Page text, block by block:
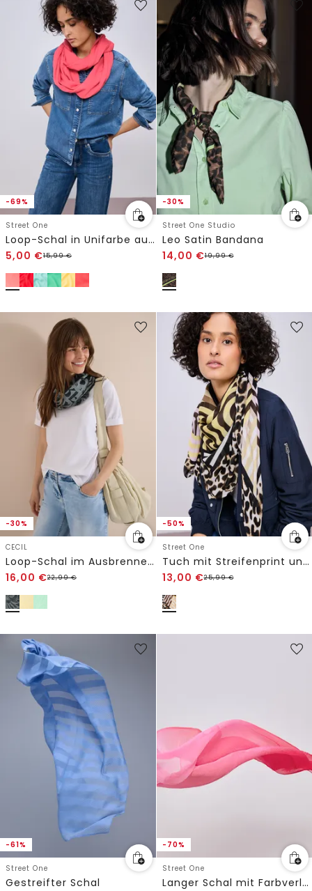
-69%
Street One
Loop-Schal in Unifarbe aus Viskose
5,00 €15,99€
-30%
Street One Studio
Leo Satin Bandana
14,00 €19,99€
-30%
CECIL
Loop-Schal im Ausbrenner-Look
16,00 €22,99€
-50%
Street One
Tuch mit Streifenprint und Leodetails
13,00 €25,99€
-61%
Street One
Gestreifter Schal
-70%
Street One
Langer Schal mit Farbverlauf